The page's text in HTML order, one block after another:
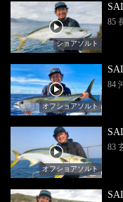
ショアソルト
85
オフショアソルト
84
オフショアソルト
83